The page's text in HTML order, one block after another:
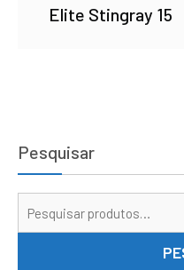
Elite Stingray 15
Pesquisar